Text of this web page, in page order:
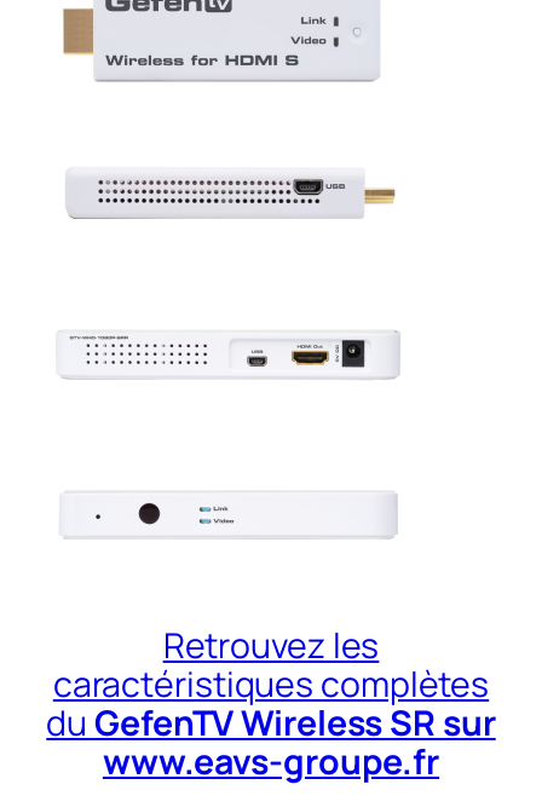
Retrouvez les
caractéristiques complètes
du GefenTV Wireless SR sur
www.eavs-groupe.fr